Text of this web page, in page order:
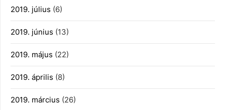
2019. július (6)
2019. június (13)
2019. május (22)
2019. április (8)
2019. március (26)